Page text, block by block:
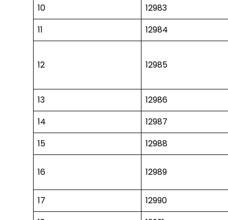
10
12983
11
12984
12 12985
13
12986
14
12987
15
12988
16 12989
17
12990